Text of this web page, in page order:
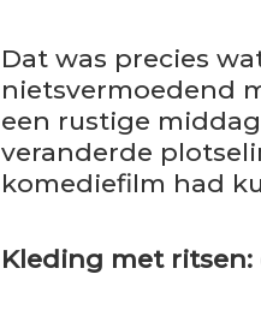
Dat was precies
nietsvermoedend
een rustige
veranderde
komediefilm had
Kleding met